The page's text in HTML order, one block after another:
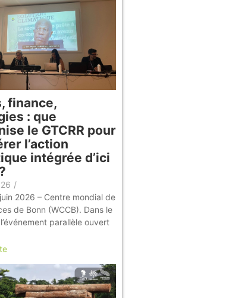
finance,
: que
le GTCRR pour
l’action
intégrée d’ici
/
2026 – Centre mondial de
de Bonn (WCCB). Dans le
parallèle ouvert